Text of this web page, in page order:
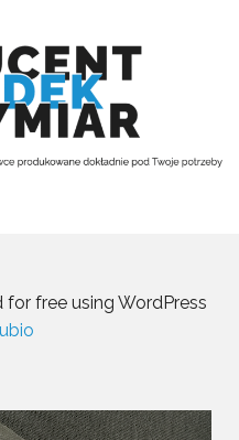
free using WordPress